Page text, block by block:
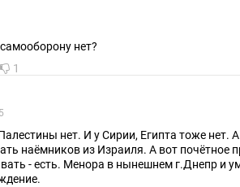
А у Ирана права на самооборону нет?
1
нет. И у Сирии, Египта тоже нет.
наёмников из Израиля. А вот почётное
- есть. Менора в нынешнем г.Днепр и